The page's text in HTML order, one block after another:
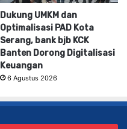
Dukung UMKM dan
Optimalisasi PAD Kota
Serang, bank bjb KCK
Banten Dorong Digitalisasi
Keuangan
6 Agustus 2026